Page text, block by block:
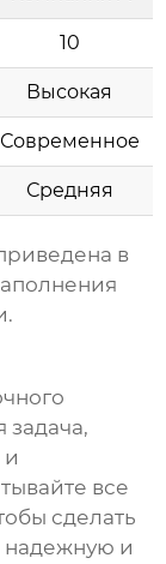
10
Высокая
Современное
Средняя
в
задача,
и
все
сделать
надежную и